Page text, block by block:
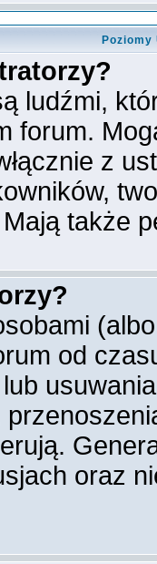
ludźmi,
forum.
z
także
od
oraz